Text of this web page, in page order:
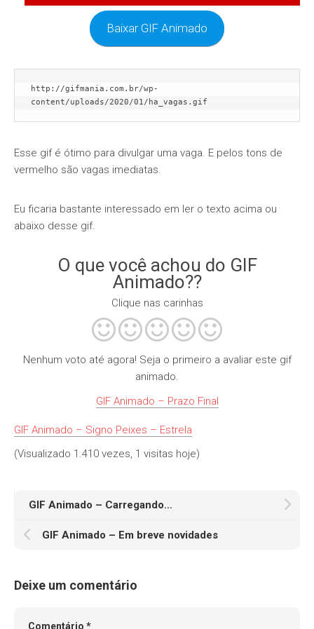
Baixar GIF Animado
http://gifmania.com.br/wp-
content/uploads/2020/01/ha_vagas.gif
Esse gif é ótimo para divulgar uma vaga. E pelos tons de
vermelho são vagas imediatas.
Eu ficaria bastante interessado em ler o texto acima ou
abaixo desse gif.
O que você achou do GIF
Animado??
Clique nas carinhas
Nenhum voto até agora! Seja o primeiro a avaliar este gif
animado.
GIF Animado – Prazo Final
GIF Animado – Signo Peixes – Estrela
(Visualizado 1.410 vezes, 1 visitas hoje)
GIF Animado – Carregando…
GIF Animado – Em breve novidades
Deixe um comentário
Comentário *